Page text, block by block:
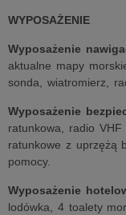
WYPOSAŻENIE
Wyposażenie
aktualne mapy
sonda, wiatromierz,
Wyposażenie
ratunkowa, radio
ratunkowe z uprzężą
pomocy.
Wyposażenie
lodówka, 4 toalety